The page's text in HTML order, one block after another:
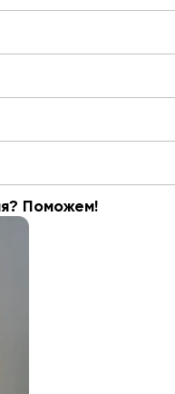
Поможем!